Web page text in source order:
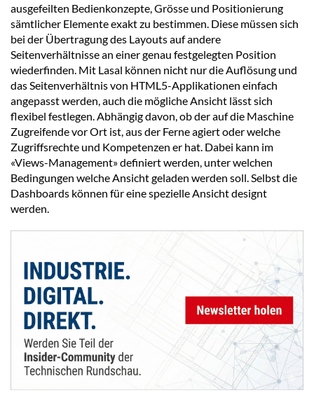
ausgefeilten Bedienkonzepte, Grösse und Positionierung
sämtlicher Elemente exakt zu bestimmen. Diese müssen sich
bei der Übertragung des Layouts auf andere
Seitenverhältnisse an einer genau festgelegten Position
wiederfinden. Mit Lasal können nicht nur die Auflösung und
das Seitenverhältnis von HTML5-Applikationen einfach
angepasst werden, auch die mögliche Ansicht lässt sich
flexibel festlegen. Abhängig davon, ob der auf die Maschine
Zugreifende vor Ort ist, aus der Ferne agiert oder welche
Zugriffsrechte und Kompetenzen er hat. Dabei kann im
«Views-Management» definiert werden, unter welchen
Bedingungen welche Ansicht geladen werden soll. Selbst die
Dashboards können für eine spezielle Ansicht designt
werden.